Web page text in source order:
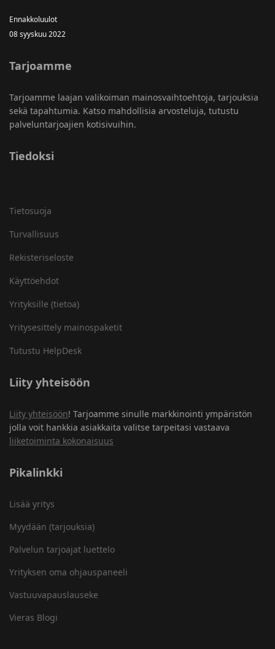
Ennakkoluulot
08 syyskuu 2022
Tarjoamme
Tarjoamme laajan valikoiman mainosvaihtoehtoja, tarjouksia
sekä tapahtumia. Katso mahdollisia arvosteluja, tutustu
palveluntarjoajien kotisivuihin.
Tiedoksi
Tietosuoja
Turvallisuus
Rekisteriseloste
Käyttöehdot
Yrityksille (tietoa)
Yritysesittely mainospaketit
Tutustu HelpDesk
Liity yhteisöön
Liity yhteisöön! Tarjoamme sinulle markkinointi ympäristön
jolla voit hankkia asiakkaita valitse tarpeitasi vastaava
liiketoiminta kokonaisuus
Pikalinkki
Lisää yritys
Myydään (tarjouksia)
Palvelun tarjoajat luettelo
Yrityksen oma ohjauspaneeli
Vastuuvapauslauseke
Vieras Blogi